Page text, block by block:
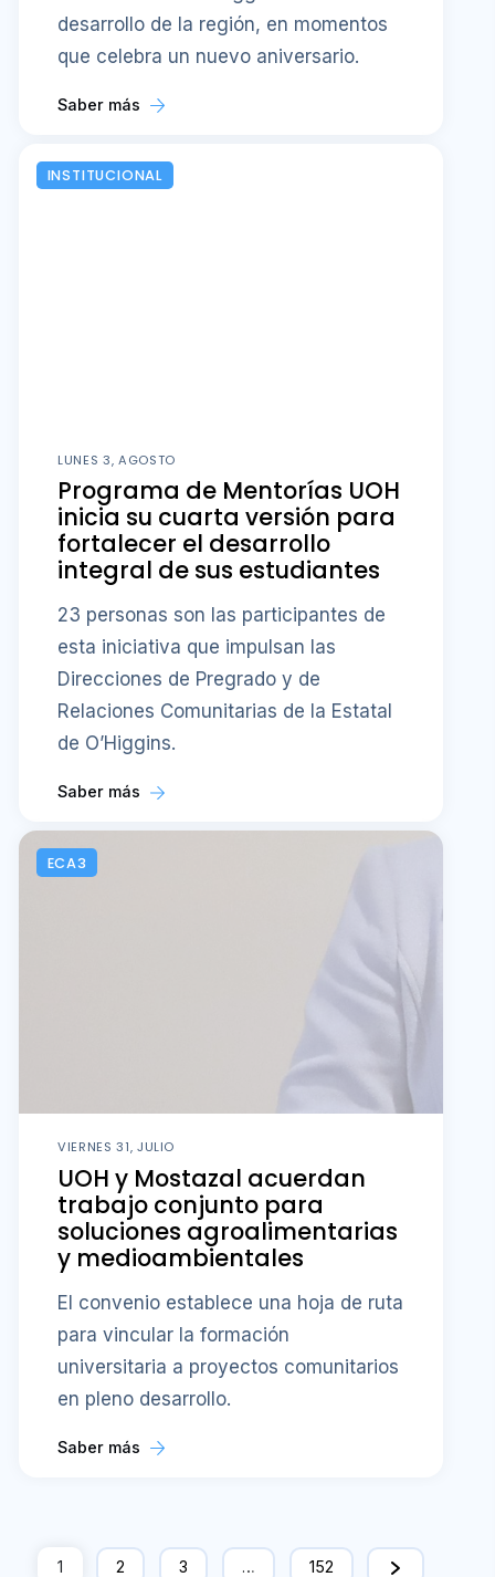
desarrollo de la región, en momentos
que celebra un nuevo aniversario.
Saber más
INSTITUCIONAL
LUNES 3, AGOSTO
Programa de Mentorías UOH
inicia su cuarta versión para
fortalecer el desarrollo
integral de sus estudiantes
23 personas son las participantes de
esta iniciativa que impulsan las
Direcciones de Pregrado y de
Relaciones Comunitarias de la Estatal
de O’Higgins.
Saber más
ECA3
VIERNES 31, JULIO
UOH y Mostazal acuerdan
trabajo conjunto para
soluciones agroalimentarias
y medioambientales
El convenio establece una hoja de ruta
para vincular la formación
universitaria a proyectos comunitarios
en pleno desarrollo.
Saber más
1 2 3 … 152